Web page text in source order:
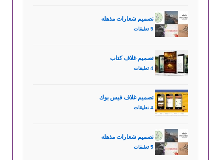
تصميم شعارات مذهله
5 تعليقات
تصميم غلاف كتاب
4 تعليقات
تصميم غلاف فيس بوك
4 تعليقات
تصميم شعارات مذهله
5 تعليقات